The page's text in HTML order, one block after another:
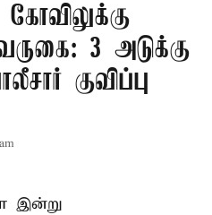
3 அடுக்கு
குவிப்பு
இன்று